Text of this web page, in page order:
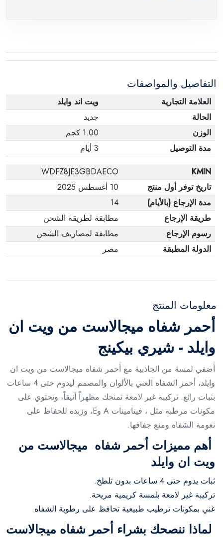
التفاصيل والمواصفات
العلامة التجارية
ويت اند وايلد
الحالة
جديد
الوزن
1.00 كجم
مدة التوصيل
3 أيام
KMIN
WDFZ8JE3GBDAECO
تاريخ توفر أول منتج
10 أغسطس 2025
مدة الإرجاع (بالأيام)
14
طريقة الإرجاع
مطابقة لطريقة الشحن
رسوم الإرجاع
مطابقة لمصاريف الشحن
الدولة المطبقة
مصر
معلومات المنتج
أحمر شفاه ميجالاست من ويت ان
وايلد - شيري بيكينج
أضفي لمسة من الجاذبية مع أحمر شفاه ميجالاست من ويت ان
وايلد، أحمر الشفاه الغني بالألوان والمصمم ليدوم حتى 4 ساعات
بثبات رائع. تركيبة غير لامعة تمنحك مظهراً أنيقاً، وتحتوي على
مكونات مرطبة مثل ، فيتامينات A وE، وزبدة للحفاظ على
نعومة الشفاه ومنع جفافها.
أهم مميزات أحمر شفاه ميجالاست من
ويت ان وايلد
ثبات يدوم حتى 4 ساعات بدون تلطخ.
تركيبة غير لامعة بلمسة كريمية مريحة.
غني بمكونات ترطيب طبيعية تحافظ على رطوبة الشفاه.
لماذا ننصحك بشراء أحمر شفاه ميجالاست